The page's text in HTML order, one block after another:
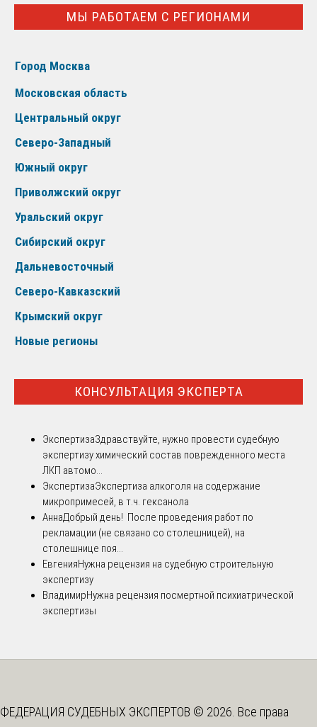
МЫ РАБОТАЕМ С РЕГИОНАМИ
Город Москва
Московская область
Центральный округ
Северо-Западный
Южный округ
Приволжский округ
Уральский округ
Сибирский округ
Дальневосточный
Северо-Кавказский
Крымский округ
Новые регионы
КОНСУЛЬТАЦИЯ ЭКСПЕРТА
ЭкспертизаЗдравствуйте, нужно провести судебную
экспертизу химический состав поврежденного места
ЛКП автомо...
ЭкспертизаЭкспертиза алкоголя на содержание
микропримесей, в т.ч. гексанола
АннаДобрый день! После проведения работ по
рекламации (не связано со столешницей), на
столешнице поя...
ЕвгенияНужна рецензия на судебную строительную
экспертизу
ВладимирНужна рецензия посмертной психиатрической
экспертизы
ФЕДЕРАЦИЯ СУДЕБНЫХ ЭКСПЕРТОВ © 2026. Все права